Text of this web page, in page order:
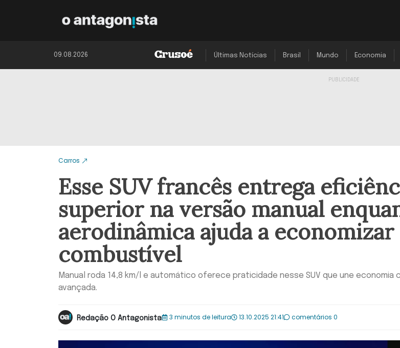
09.08.2026 Últimas Notícias Brasil Mundo Economia
Carros
Esse SUV francês entrega
superior na versão manual
aerodinâmica ajuda a economizar
combustível
Manual roda 14,8 km/l e automático oferece praticidade nesse SUV que une economia
avançada.
Redação O Antagonista 3 minutos de leitura 13.10.2025 21:41 comentários 0